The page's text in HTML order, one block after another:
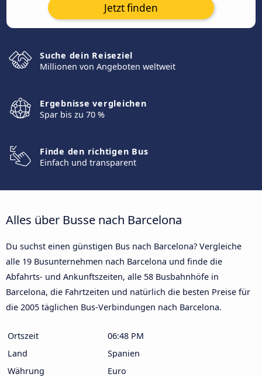
Jetzt finden
Suche dein Reiseziel
Millionen von Angeboten weltweit
Ergebnisse vergleichen
Spar bis zu 70 %
Finde den richtigen Bus
Einfach und transparent
Alles über Busse nach Barcelona
Du suchst einen günstigen Bus nach Barcelona? Vergleiche
alle 19 Busunternehmen nach Barcelona und finde die
Abfahrts- und Ankunftszeiten, alle 58 Busbahnhöfe in
Barcelona, die Fahrtzeiten und natürlich die besten Preise für
die 2005 täglichen Bus-Verbindungen nach Barcelona.
Ortszeit
06:48 PM
Land
Spanien
Währung
Euro